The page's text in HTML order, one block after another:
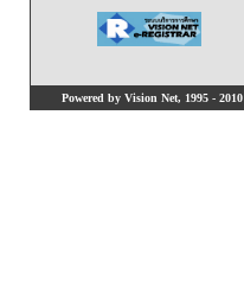
Powered by Vision Net, 1995 - 2010